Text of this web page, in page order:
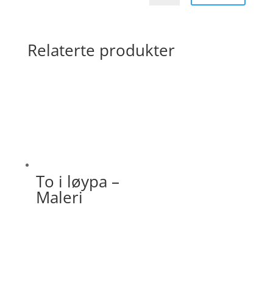
Relaterte produkter
To i løypa –
Maleri